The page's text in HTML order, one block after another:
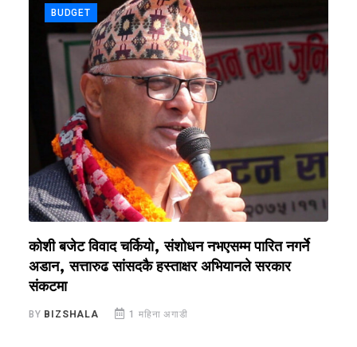
BUDGET
कोशी बजेट विवाद चर्कियो, संशोधन नभएसम्म पारित नगर्ने
अडान, सत्तारुढ सांसदकै हस्ताक्षर अभियानले सरकार
संकटमा
BY BIZSHALA 1 महिना अगाडी